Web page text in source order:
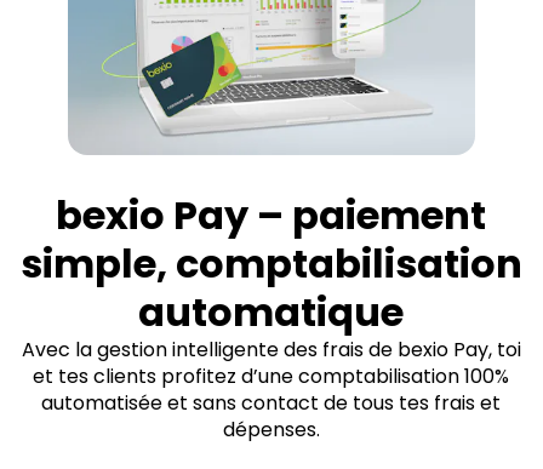
bexio Pay – paiement
simple, comptabilisation
automatique
Avec la gestion intelligente des frais de bexio Pay, toi
et tes clients profitez d’une comptabilisation 100%
automatisée et sans contact de tous tes frais et
dépenses.